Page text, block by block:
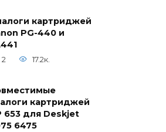
картриджей
PG-440 и
2 17.2к.
картриджей
653 для Deskjet
6475